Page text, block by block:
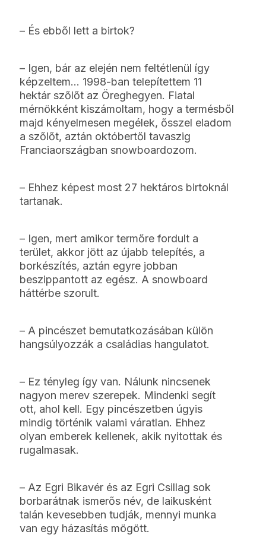
– És ebből lett a birtok?
– Igen, bár az elején nem feltétlenül így
képzeltem… 1998-ban telepítettem 11
hektár szőlőt az Öreghegyen. Fiatal
mérnökként kiszámoltam, hogy a termésből
majd kényelmesen megélek, ősszel eladom
a szőlőt, aztán októbertől tavaszig
Franciaországban snowboardozom.
– Ehhez képest most 27 hektáros birtoknál
tartanak.
– Igen, mert amikor termőre fordult a
terület, akkor jött az újabb telepítés, a
borkészítés, aztán egyre jobban
beszippantott az egész. A snowboard
háttérbe szorult.
– A pincészet bemutatkozásában külön
hangsúlyozzák a családias hangulatot.
– Ez tényleg így van. Nálunk nincsenek
nagyon merev szerepek. Mindenki segít
ott, ahol kell. Egy pincészetben úgyis
mindig történik valami váratlan. Ehhez
olyan emberek kellenek, akik nyitottak és
rugalmasak.
– Az Egri Bikavér és az Egri Csillag sok
borbarátnak ismerős név, de laikusként
talán kevesebben tudják, mennyi munka
van egy házasítás mögött.